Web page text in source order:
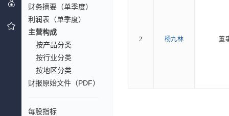
财务摘要（单季度）
利润表（单季度）
主营构成
按产品分类
按行业分类
按地区分类
财报原始文件（PDF）
每股指标
2 杨九林 董